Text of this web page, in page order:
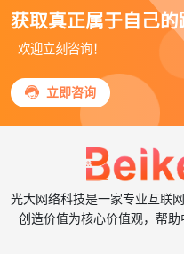
获取真正属于自己的
欢迎立刻咨询！
 立即咨询
光大网络科技是一家专业互联
创造价值为核心价值观，帮